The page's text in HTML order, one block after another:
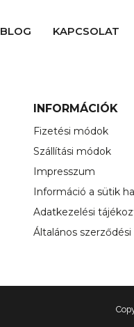
BLOG KAPCSOLAT
INFORMÁCIÓK
Fizetési módok
Szállítási módok
Impresszum
Információ a sütik
Adatkezelési
Általános